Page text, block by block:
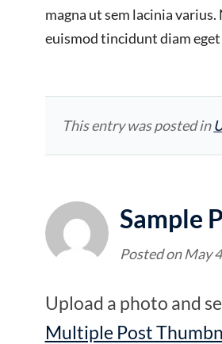
magna ut sem lacinia
euismod tincidunt diam
This entry was posted in
Sample
Posted onMay
Upload a photo and
Multiple Post